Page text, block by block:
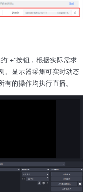
“+”按钮，根据实际需求
。显示器采集可实时动态
的操作均执行直播。